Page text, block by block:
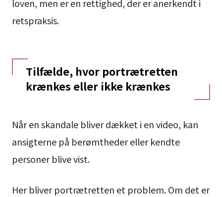
loven, men er en rettighed, der er anerkendt i
retspraksis.
Tilfælde, hvor portrætretten
krænkes eller ikke krænkes
Når en skandale bliver dækket i en video, kan
ansigterne på berømtheder eller kendte
personer blive vist.
Her bliver portrætretten et problem. Om det er